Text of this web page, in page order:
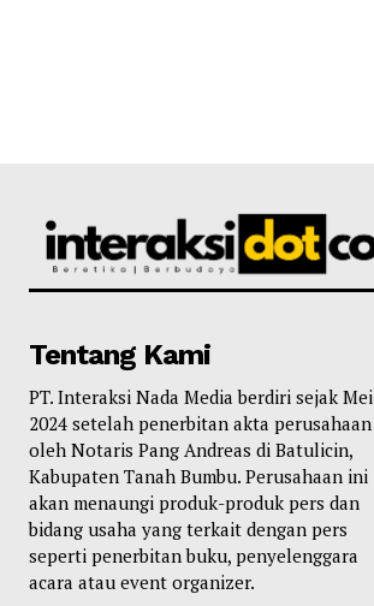
Tentang Kami
PT. Interaksi Nada Media berdiri sejak Mei
2024 setelah penerbitan akta perusahaan
oleh Notaris Pang Andreas di Batulicin,
Kabupaten Tanah Bumbu. Perusahaan ini
akan menaungi produk-produk pers dan
bidang usaha yang terkait dengan pers
seperti penerbitan buku, penyelenggara
acara atau event organizer.